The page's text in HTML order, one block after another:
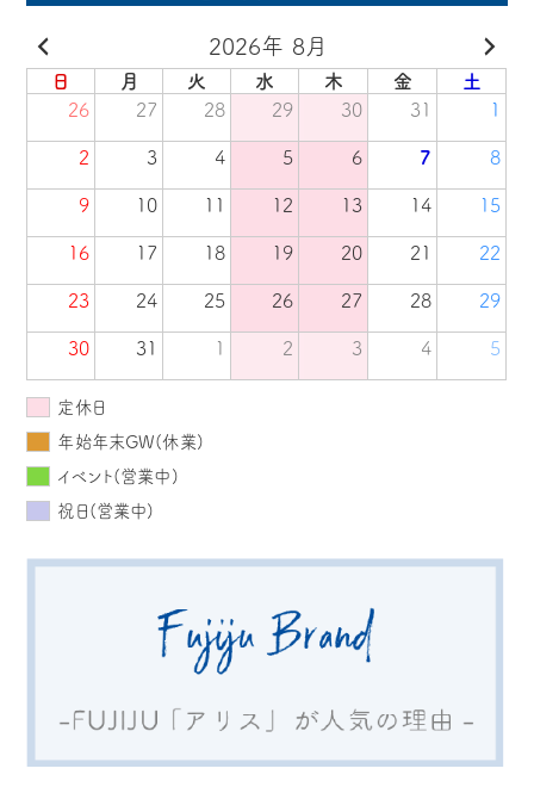
2026年 8月
日 月 火 水 木 金
土
26
27 28 29 30 31 1
2 3 4 5 6 7 8
9 10 11 12 13 14 15
16 17 18 19 20 21 22
23 24 25 26 27 28 29
30 31 1 2 3 4 5
定休日
年始年末GW(休業)
イベント(営業中)
祝日(営業中)